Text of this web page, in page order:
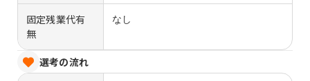
固定残業代有
無
なし
選考の流れ